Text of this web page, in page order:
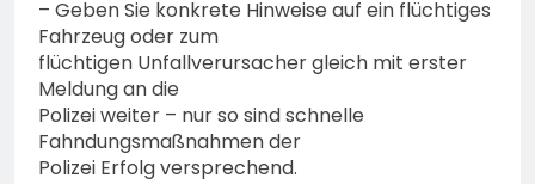
– Geben Sie konkrete Hinweise auf ein flüchtiges
Fahrzeug oder zum
flüchtigen Unfallverursacher gleich mit erster
Meldung an die
Polizei weiter – nur so sind schnelle
Fahndungsmaßnahmen der
Polizei Erfolg versprechend.